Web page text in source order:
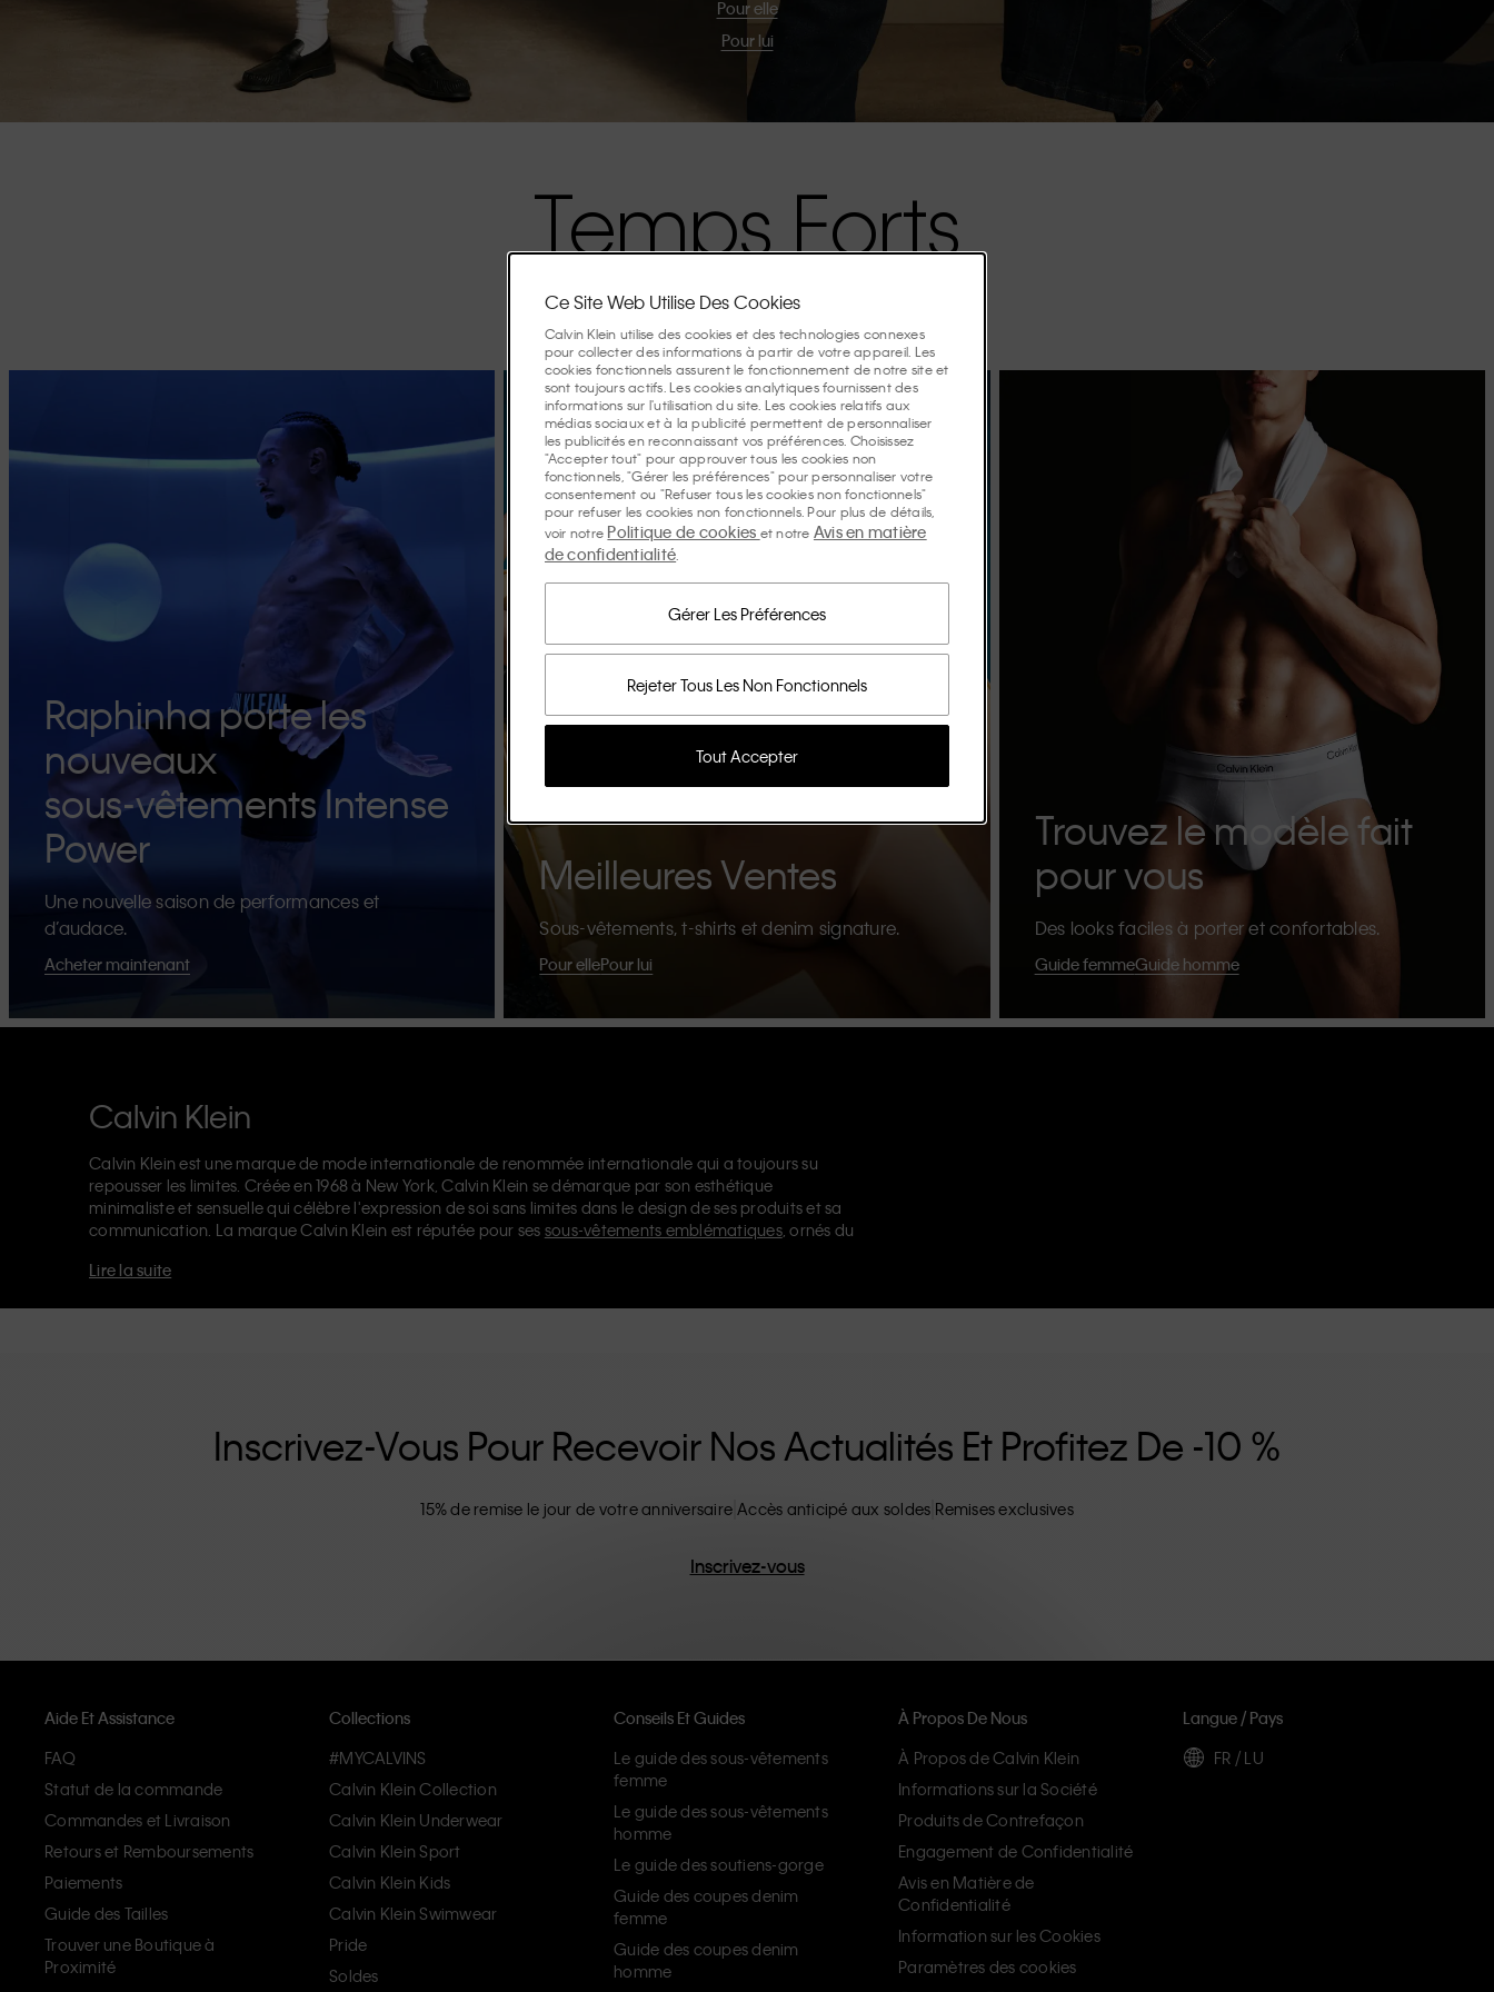
Pour elle
Pour lui
Temps Forts
Les campagnes de la saison.
Raphinha porte les
nouveaux
sous-vêtements Intense
Power
Une nouvelle saison de performances et
d’audace.
Acheter maintenant
Meilleures Ventes
Sous-vêtements, t-shirts et denim signature.
Pour ellePour lui
Trouvez le modèle fait
pour vous
Des looks faciles à porter et confortables.
Guide femmeGuide homme
Calvin Klein
Calvin Klein est une marque de mode internationale de renommée internationale qui a toujours su
repousser les limites. Créée en 1968 à New York, Calvin Klein se démarque par son esthétique
minimaliste et sensuelle qui célèbre l'expression de soi sans limites dans le design de ses produits et sa
communication. La marque Calvin Klein est réputée pour ses sous-vêtements emblématiques, ornés du
années 90. Calvin Klein propose également des
Lire la suite
Inscrivez-Vous Pour Recevoir Nos Actualités Et Profitez De -10 %
15% de remise le jour de votre anniversaire Accès anticipé aux soldes Remises exclusives
Inscrivez-vous
Aide Et Assistance
FAQ
Statut de la commande
Commandes et Livraison
Retours et Remboursements
Paiements
Guide des Tailles
Trouver une Boutique à
Proximité
Collections
#MYCALVINS
Calvin Klein Collection
Calvin Klein Underwear
Calvin Klein Sport
Calvin Klein Kids
Calvin Klein Swimwear
Pride
Soldes
Conseils Et Guides
Le guide des sous-vêtements
femme
Le guide des sous-vêtements
homme
Le guide des soutiens-gorge
Guide des coupes denim
femme
Guide des coupes denim
homme
À Propos De Nous
À Propos de Calvin Klein
Informations sur la Société
Produits de Contrefaçon
Engagement de Confidentialité
Avis en Matière de
Confidentialité
Information sur les Cookies
Paramètres des cookies
Langue / Pays
FR / LU
Ce Site Web Utilise Des Cookies
Calvin Klein utilise des cookies et des technologies connexes
pour collecter des informations à partir de votre appareil. Les
cookies fonctionnels assurent le fonctionnement de notre site et
sont toujours actifs. Les cookies analytiques fournissent des
informations sur l'utilisation du site. Les cookies relatifs aux
médias sociaux et à la publicité permettent de personnaliser
les publicités en reconnaissant vos préférences. Choisissez
"Accepter tout" pour approuver tous les cookies non
fonctionnels, "Gérer les préférences" pour personnaliser votre
consentement ou "Refuser tous les cookies non fonctionnels"
pour refuser les cookies non fonctionnels. Pour plus de détails,
voir notre Politique de cookies et notre Avis en matière
de confidentialité
Rejeter Tous Les Non Fonctionnels
Gérer Les Préférences
Tout Accepter